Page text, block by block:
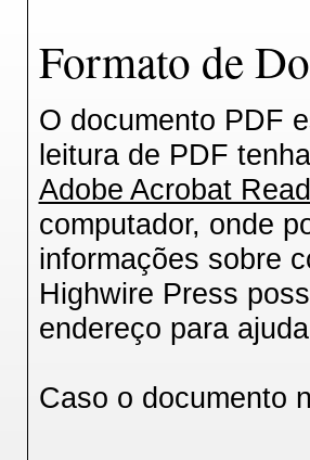
Formato de
O documento PDF
leitura de PDF
Adobe Acrobat
computador, onde
informações sobre
Highwire Press
endereço para
Caso o documento